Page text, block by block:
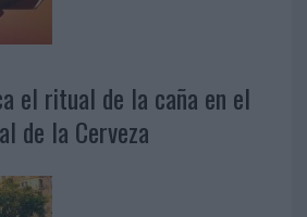
el ritual de la caña en el
de la Cerveza